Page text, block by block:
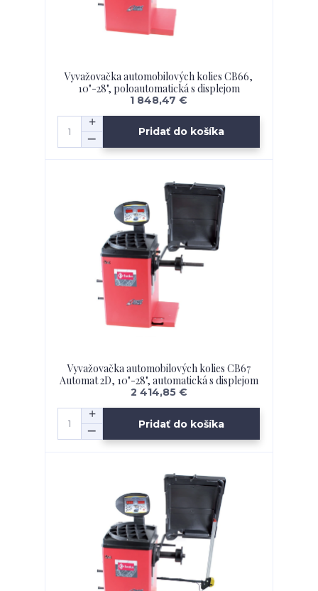
Vyvažovačka automobilových kolies CB66,
10"-28", poloautomatická s displejom
1 848,47 €
Pridať do košíka
Vyvažovačka automobilových kolies CB67
Automat 2D, 10"-28", automatická s displejom
2 414,85 €
Pridať do košíka